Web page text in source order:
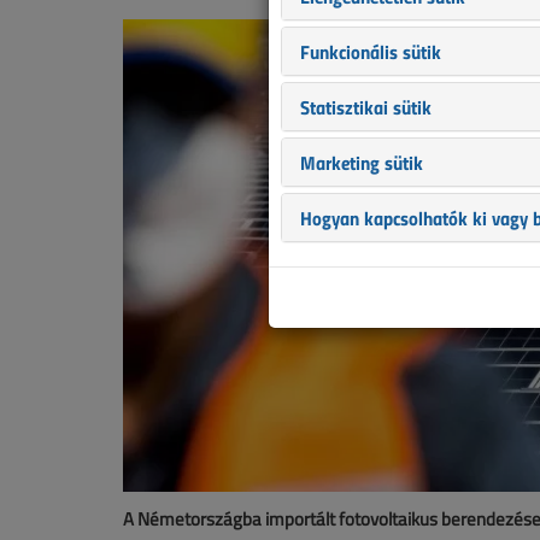
A Németországba importált fotovoltaikus
Funkcionális sütik
Statisztikai sütik
Marketing sütik
Hogyan kapcsolhatók ki vagy